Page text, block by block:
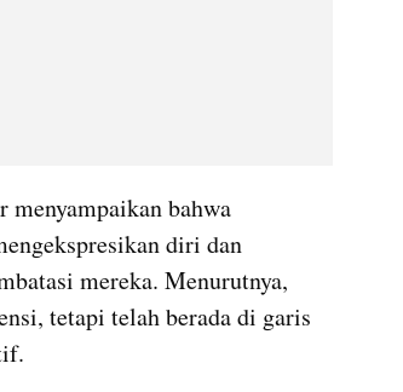
bahwa
diri dan
mereka. Menurutnya,
tetapi telah berada di garis